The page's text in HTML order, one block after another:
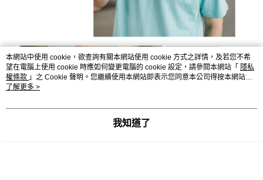
本網站中使用 cookie，欲查詢有關本網站使用 cookie 方式之詳情，及若您不希
望在電腦上使用 cookie 時應如何變更電腦的 cookie 設定，請參閱本網站「 隱私
權條款 」之 Cookie 聲明。您繼續使用本網站即表示您同意本公司得按本網站使
用條款之 Cookie 聲明使用 cookie。
了解更多 >
我知道了